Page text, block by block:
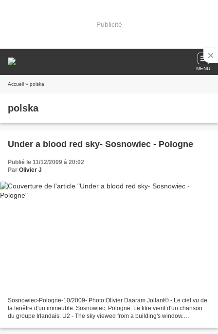
Publicité
MENU
Accueil » polska
polska
Under a blood red sky- Sosnowiec - Pologne
Publié le 11/12/2009 à 20:02
Par Olivier J
Sosnowiec-Pologne-10/2009- Photo:Olivier Daaram Jollant© - Le ciel vu de
la fenêtre d'un immeuble. Sosnowiec, Pologne. Le titre vient d'un chanson
du groupe Irlandais: U2 - The sky viewed from a building's window.